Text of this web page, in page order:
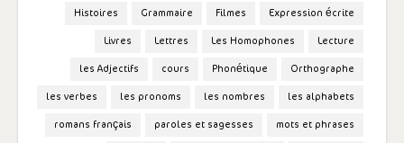
Expression écrite
Filmes
Grammaire
Histoires
Lecture
Les Homophones
Lettres
Livres
Orthographe
Phonétique
cours
les Adjectifs
les alphabets
les nombres
les pronoms
les verbes
mots et phrases
paroles et sagesses
romans français